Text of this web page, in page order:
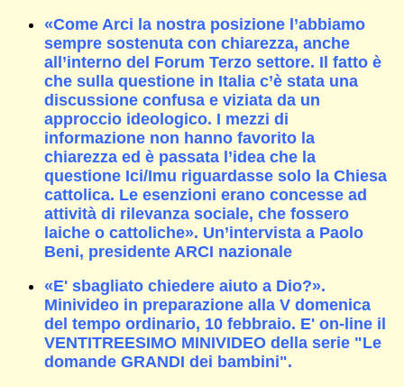
«Come Arci la nostra posizione l’abbiamo
sempre sostenuta con chiarezza, anche
all’interno del Forum Terzo settore. Il fatto è
che sulla questione in Italia c’è stata una
discussione confusa e viziata da un
approccio ideologico. I mezzi di
informazione non hanno favorito la
chiarezza ed è passata l’idea che la
questione Ici/Imu riguardasse solo la Chiesa
cattolica. Le esenzioni erano concesse ad
attività di rilevanza sociale, che fossero
laiche o cattoliche». Un’intervista a Paolo
Beni, presidente ARCI nazionale
«E' sbagliato chiedere aiuto a Dio?».
Minivideo in preparazione alla V domenica
del tempo ordinario, 10 febbraio. E' on-line il
VENTITREESIMO MINIVIDEO della serie "Le
domande GRANDI dei bambini".